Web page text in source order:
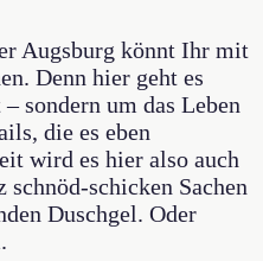
Augsburg könnt Ihr mit
Denn hier geht es
sondern um das Leben
die es eben
wird es hier also auch
schnöd-schicken Sachen
Duschgel. Oder